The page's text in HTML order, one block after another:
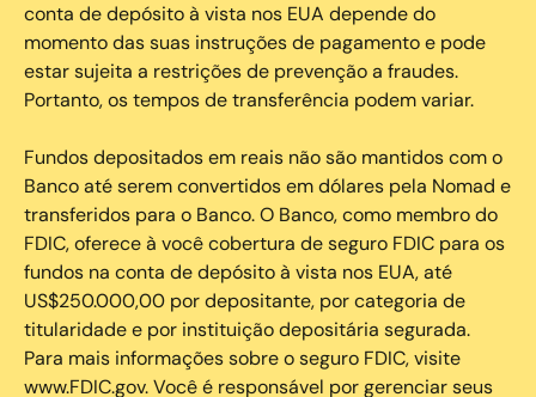
conta de depósito à vista nos EUA depende do
momento das suas instruções de pagamento e pode
estar sujeita a restrições de prevenção a fraudes.
Portanto, os tempos de transferência podem variar.
Fundos depositados em reais não são mantidos com o
Banco até serem convertidos em dólares pela Nomad e
transferidos para o Banco. O Banco, como membro do
FDIC, oferece à você cobertura de seguro FDIC para os
fundos na conta de depósito à vista nos EUA, até
US$250.000,00 por depositante, por categoria de
titularidade e por instituição depositária segurada.
Para mais informações sobre o seguro FDIC, visite
www.FDIC.gov. Você é responsável por gerenciar seus